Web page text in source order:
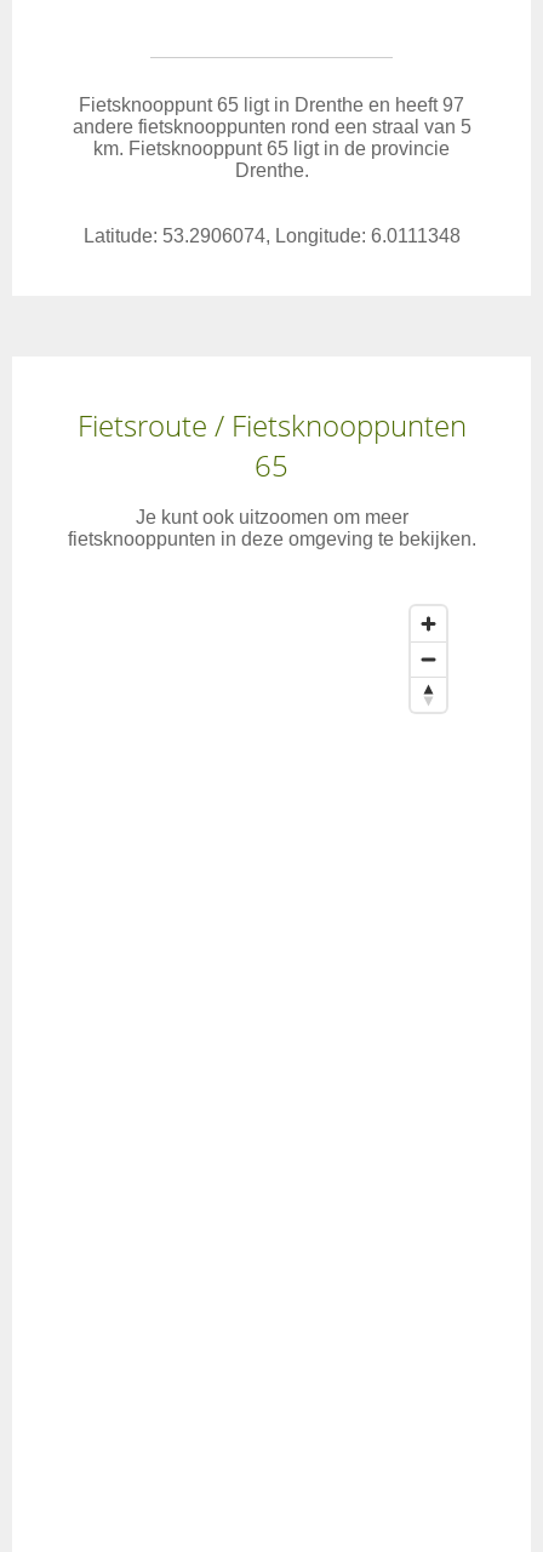
Fietsknooppunt 65 ligt in Drenthe en heeft 97
andere fietsknooppunten rond een straal van 5
km. Fietsknooppunt 65 ligt in de provincie
Drenthe.
Latitude: 53.2906074, Longitude: 6.0111348
Fietsroute / Fietsknooppunten
65
Je kunt ook uitzoomen om meer
fietsknooppunten in deze omgeving te bekijken.